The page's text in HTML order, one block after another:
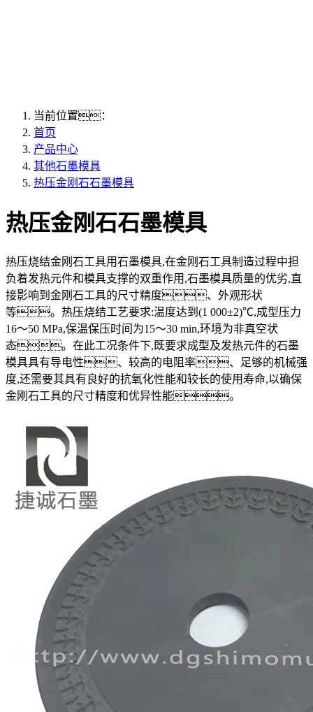
当前位置：
首页
产品中心
其他石墨模具
热压金刚石石墨模具
热压金刚石石墨模具
热压烧结金刚石工具用石墨模具,在金刚石工具制造过程中担
负着发热元件和模具支撑的双重作用,石墨模具质量的优劣,直
接影响到金刚石工具的尺寸精度、外观形状
等。热压烧结工艺要求:温度达到(1 000±2)℃,成型压力
16～50 MPa,保温保压时间为15～30 min,环境为非真空状
态。在此工况条件下,既要求成型及发热元件的石墨
模具具有导电性、较高的电阻率、足够的机械强
度,还需要其具有良好的抗氧化性能和较长的使用寿命,以确保
金刚石工具的尺寸精度和优异性能。